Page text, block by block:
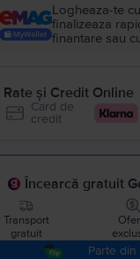
Logheaza-te
finalizeaza
finantare sau
Rate și Credit Online
Card de
credit
Încearcă gratuit
Transport
gratuit
Parte